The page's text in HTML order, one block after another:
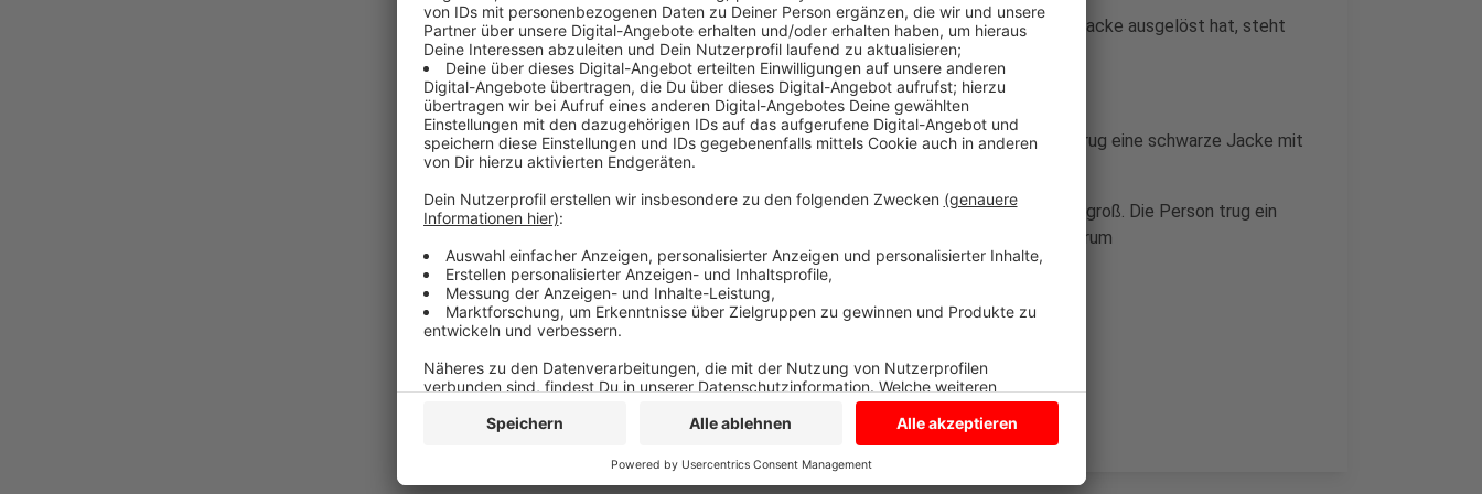
Die beiden rappelten sich auf und flüchteten ins Kino. Was die Attacke ausgelöst hat, steht
noch nicht fest. Die Polizei sucht die Schläger.
Zwei Tatverdächtige werden wie folgt beschrieben:
1. Männlich, ca. 1,75 Meter groß, hellerer Hauttypus. Die Person trug eine schwarze Jacke mit
einem roten Kreuz auf dem Rücken.
2. Männlich, dunkles nach hinten gekämmtes Haar, ca. 1,67 Meter groß. Die Person trug ein
weißes T-Shirt und eine Designerbrille mit den Gläsern verkehrtherum
auf dem Kopf.
Die Polizei in Coesfeld bittet unter 02541-140 um Hinweise.
Anzeige